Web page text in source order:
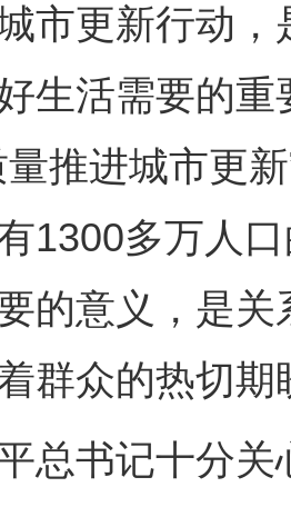
更新行动，
生活需要的重
量推进城市更
1300多万人
的意义，是
群众的热切期
书记十分关